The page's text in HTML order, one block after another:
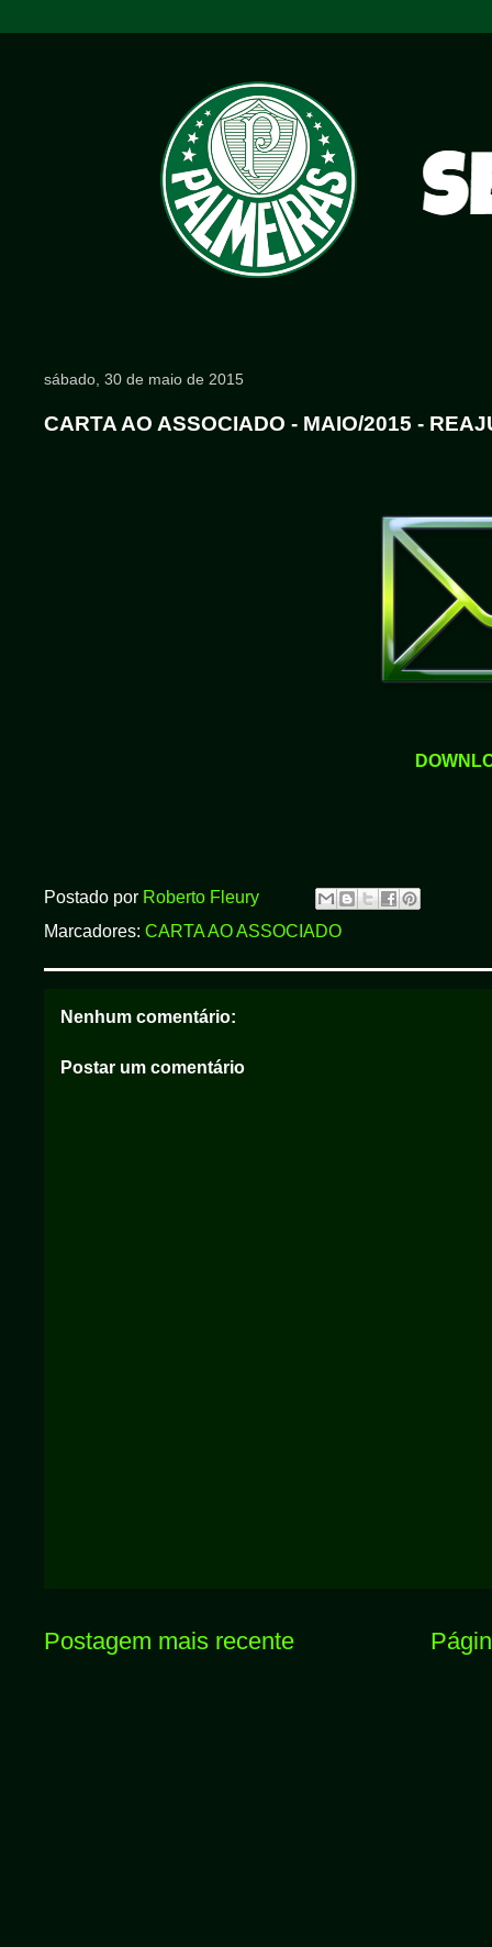
sábado, 30 de maio de 2015
CARTA AO ASSOCIADO - MAIO/2015 -
Postado por Roberto Fleury
Marcadores: CARTA AO ASSOCIADO
Nenhum comentário:
Postar um comentário
Postagem mais recente